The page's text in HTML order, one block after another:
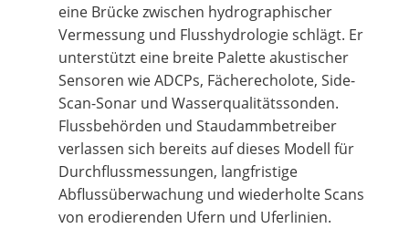
eine Brücke zwischen hydrographischer
Vermessung und Flusshydrologie schlägt. Er
unterstützt eine breite Palette akustischer
Sensoren wie ADCPs, Fächerecholote, Side-
Scan-Sonar und Wasserqualitätssonden.
Flussbehörden und Staudammbetreiber
verlassen sich bereits auf dieses Modell für
Durchflussmessungen, langfristige
Abflussüberwachung und wiederholte Scans
von erodierenden Ufern und Uferlinien.